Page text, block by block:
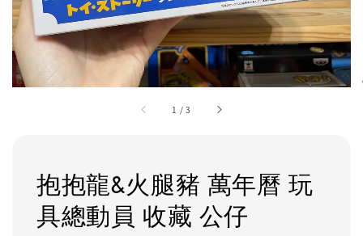
1 /3
抱抱龍&火腿豬 萬年曆 玩
具總動員 收藏 公仔